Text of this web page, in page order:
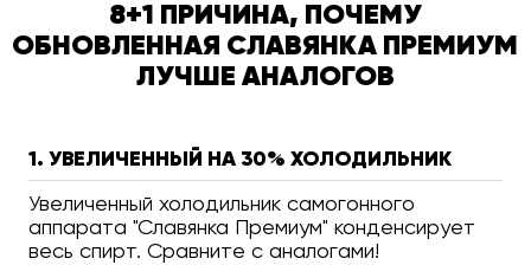
8+1 ПРИЧИНА, ПОЧЕМУ
ОБНОВЛЕННАЯ СЛАВЯНКА ПРЕМИУМ
ЛУЧШЕ АНАЛОГОВ
1. УВЕЛИЧЕННЫЙ НА 30% ХОЛОДИЛЬНИК
Увеличенный холодильник самогонного
аппарата "Славянка Премиум" конденсирует
весь спирт. Сравните с аналогами!